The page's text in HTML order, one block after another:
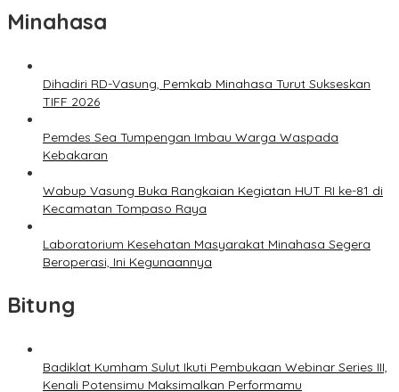
Minahasa
Dihadiri RD-Vasung, Pemkab Minahasa Turut Sukseskan
TIFF 2026
Pemdes Sea Tumpengan Imbau Warga Waspada
Kebakaran
Wabup Vasung Buka Rangkaian Kegiatan HUT RI ke-81 di
Kecamatan Tompaso Raya
Laboratorium Kesehatan Masyarakat Minahasa Segera
Beroperasi, Ini Kegunaannya
Bitung
Badiklat Kumham Sulut Ikuti Pembukaan Webinar Series III,
Kenali Potensimu Maksimalkan Performamu